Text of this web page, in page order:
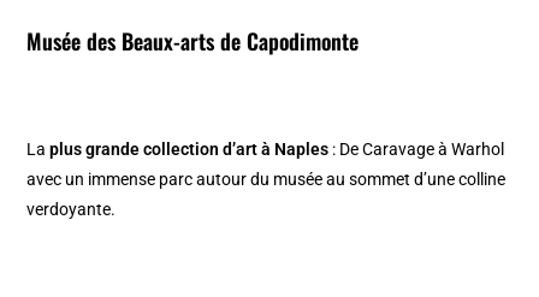
Musée des Beaux-arts de Capodimonte
Laplus grande collection d’art à Naples : De Caravage à Warhol
avec un immense parc autour du musée au sommet d’une colline
verdoyante.